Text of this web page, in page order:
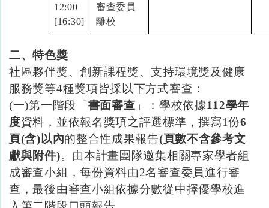
12:00
[16:30]
審查委員
離校
二、特色獎
社區夥伴獎、創新課程獎、支持環境獎及健康
服務獎等4種獎項皆採以下方式審查：
(一)第一階段「 書面審查 」：學校依據112學年
度資料，並依報名獎項之評選標準，撰寫1份6
頁(含) 以內的整合性成果報告(頁數不含參考文
獻與附件)。由本計畫團隊邀集相關專家學者組
成審查小組，每份資料由2名審查委員進行審
查，最後由審查小組依據分數從中擇優學校進